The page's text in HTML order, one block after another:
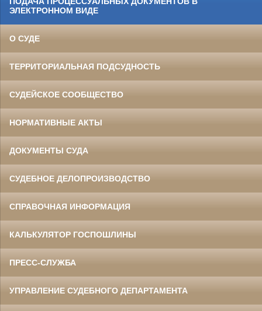
ЭЛЕКТРОННОМ ВИДЕ
О СУДЕ
ТЕРРИТОРИАЛЬНАЯ ПОДСУДНОСТЬ
СУДЕЙСКОЕ СООБЩЕСТВО
НОРМАТИВНЫЕ АКТЫ
ДОКУМЕНТЫ СУДА
СУДЕБНОЕ ДЕЛОПРОИЗВОДСТВО
СПРАВОЧНАЯ ИНФОРМАЦИЯ
КАЛЬКУЛЯТОР ГОСПОШЛИНЫ
ПРЕСС-СЛУЖБА
УПРАВЛЕНИЕ СУДЕБНОГО ДЕПАРТАМЕНТА